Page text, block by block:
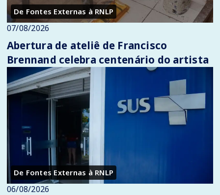
De Fontes Externas à RNLP
07/08/2026
Abertura de ateliê de Francisco
Brennand celebra centenário do artista
De Fontes Externas à RNLP
06/08/2026